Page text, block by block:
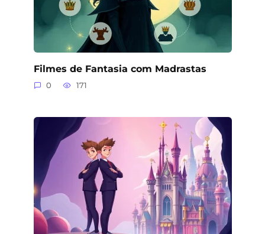
Filmes de Fantasia com Madrastas
0 171